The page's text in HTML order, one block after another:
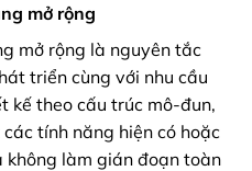
mở rộng
mở rộng là nguyên tắc
triển cùng với nhu cầu
kế theo cấu trúc mô-đun,
tính năng hiện có hoặc
không làm gián đoạn toàn